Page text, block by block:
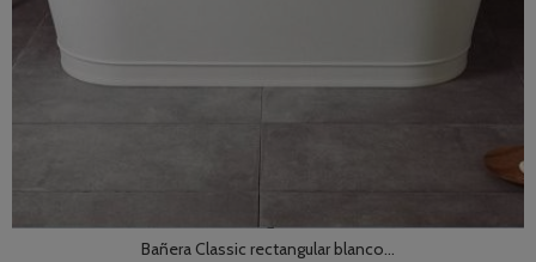
Bañera Classic rectangular blanco...